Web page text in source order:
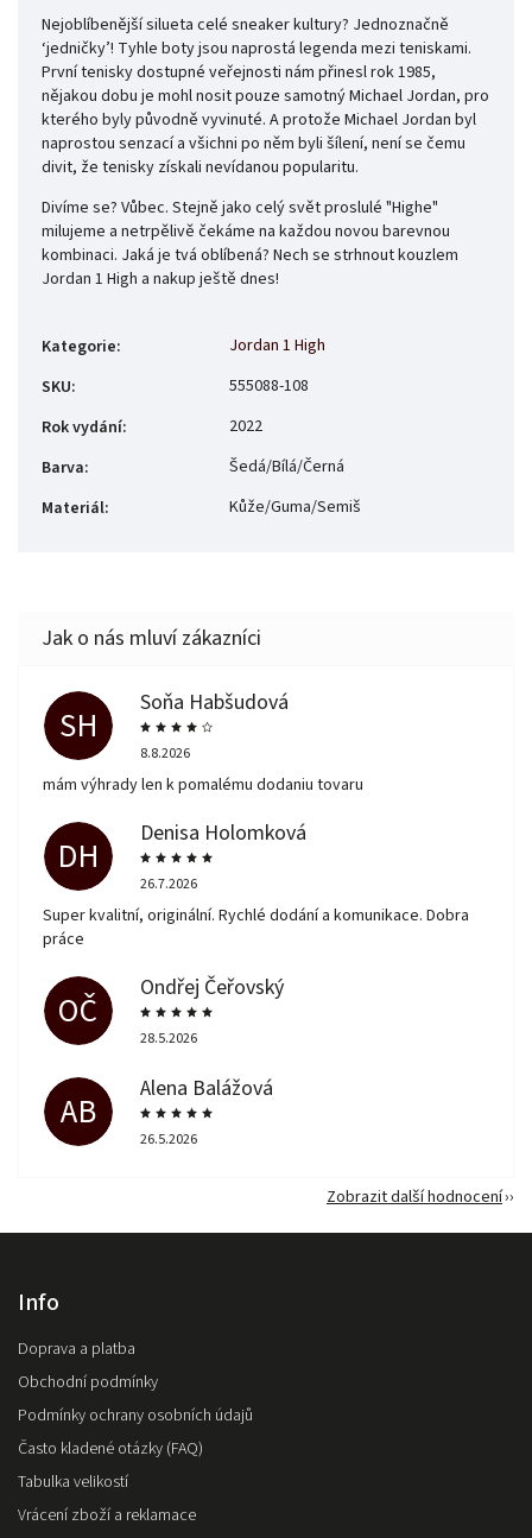
Nejoblíbenější silueta celé sneaker kultury? Jednoznačně
‘jedničky’! Tyhle boty jsou naprostá legenda mezi teniskami.
První tenisky dostupné veřejnosti nám přinesl rok 1985,
nějakou dobu je mohl nosit pouze samotný Michael Jordan, pro
kterého byly původně vyvinuté. A protože Michael Jordan byl
naprostou senzací a všichni po něm byli šílení, není se čemu
divit, že tenisky získali nevídanou popularitu.
Divíme se? Vůbec. Stejně jako celý svět proslulé "Highe"
milujeme a netrpělivě čekáme na každou novou barevnou
kombinaci. Jaká je tvá oblíbená? Nech se strhnout kouzlem
Jordan 1 High a nakup ještě dnes!
Kategorie:
Jordan 1 High
SKU:
555088-108
Rok vydání:
2022
Barva:
Šedá/Bílá/Černá
Materiál: Kůže/Guma/Semiš
SH
Soňa Habšudová
8.8.2026
mám výhrady len k pomalému dodaniu tovaru
DH
Denisa Holomková
26.7.2026
Super kvalitní, originální. Rychlé dodání a komunikace. Dobra
práce
OČ
Ondřej Čeřovský
28.5.2026
AB
Alena Balážová
26.5.2026
Zobrazit další hodnocení
Info
Doprava a platba
Obchodní podmínky
Podmínky ochrany osobních údajů
Často kladené otázky (FAQ)
Tabulka velikostí
Vrácení zboží a reklamace